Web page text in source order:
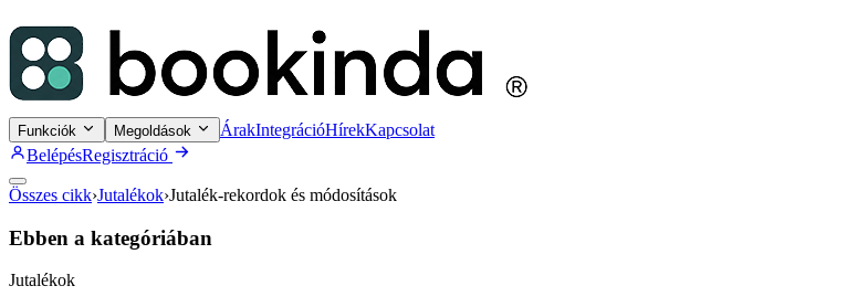
Funkciók Megoldások ÁrakIntegrációHírekKapcsolat
BelépésRegisztráció
Összes cikk›Jutalékok›Jutalék-rekordok és módosítások
Ebben a kategóriában
Jutalékok